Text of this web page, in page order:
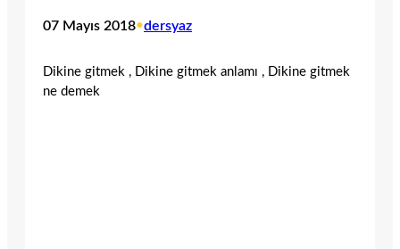
07 Mayıs 2018•dersyaz
Dikine gitmek , Dikine gitmek anlamı , Dikine gitmek
ne demek